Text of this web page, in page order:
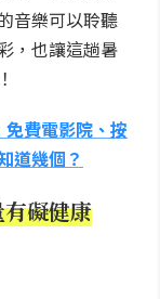
音樂可以聆聽
，也讓這趟暑
費電影院、按
道幾個？
礙健康